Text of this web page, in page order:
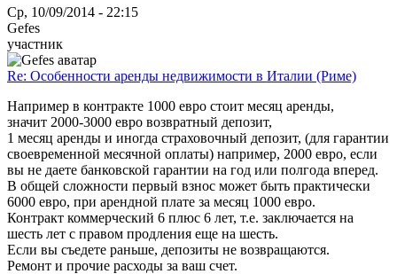
Ср, 10/09/2014 - 22:15
Gefes
участник
Re: Особенности аренды недвижимости в Италии (Риме)
Например в контракте 1000 евро стоит месяц аренды,
значит 2000-3000 евро возвратный депозит,
1 месяц аренды и иногда страховочный депозит, (для гарантии
своевременной месячной оплаты) например, 2000 евро, если
вы не даете банковской гарантии на год или полгода вперед.
В общей сложности первый взнос может быть практически
6000 евро, при арендной плате за месяц 1000 евро.
Контракт коммерческий 6 плюс 6 лет, т.е. заключается на
шесть лет с правом продления еще на шесть.
Если вы съедете раньше, депозиты не возвращаются.
Ремонт и прочие расходы за ваш счет.